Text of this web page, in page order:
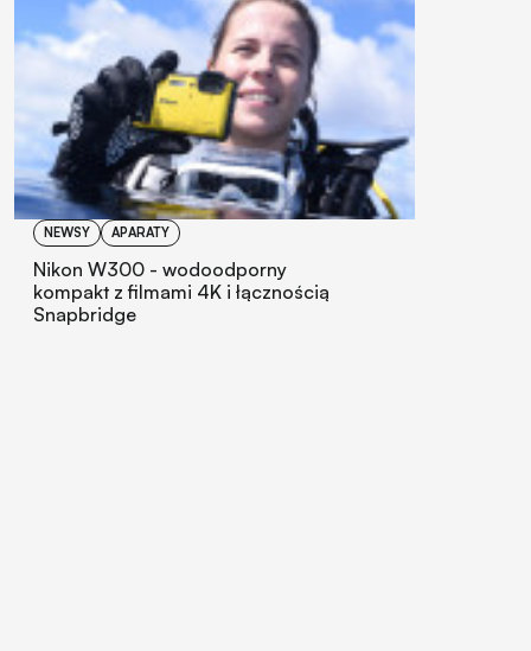
NEWSY APARATY
Nikon W300 - wodoodporny
kompakt z filmami 4K i łącznością
Snapbridge